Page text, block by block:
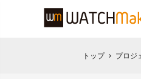
トップ chevron_right プロジ